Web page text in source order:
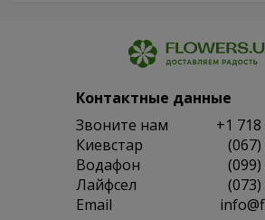
Контактные данные
Звоните нам
+1
Киевстар
Водафон
Лайфсел
Email